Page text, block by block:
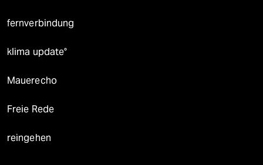
fernverbindung
klima update°
Mauerecho
Freie Rede
reingehen